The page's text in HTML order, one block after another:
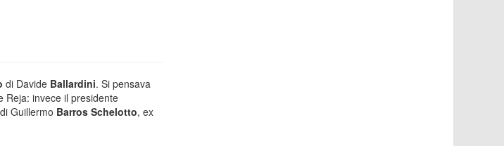
di Davide Ballardini. Si pensava
Reja: invece il presidente
di Guillermo Barros Schelotto, ex